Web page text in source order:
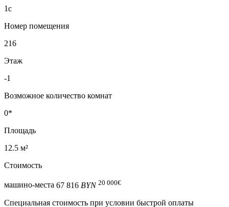
1с
Номер помещения
216
Этаж
-1
Возможное количество комнат
0*
Площадь
12.5 м²
Стоимость
машино-места 67 816 BYN 20 000€
Специальная cтоимость при условии быстрой оплаты